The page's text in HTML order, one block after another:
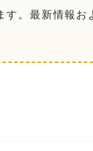
。最新情報お